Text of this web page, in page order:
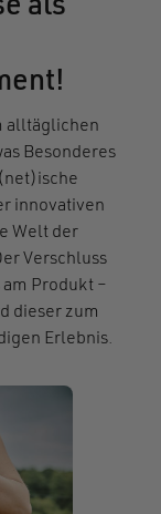
als
alltäglichen
Besonderes
innovativen
Welt der
Verschluss
Produkt –
dieser zum
Erlebnis.